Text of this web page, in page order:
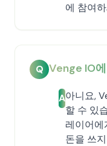
에 참여
Q Venge IO
A아니요,
할 수 있
레이어에
돈을 쓰